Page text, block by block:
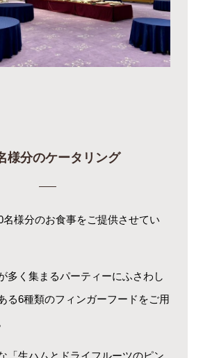
様分のケータリング
名様分のお食事をご提供させてい
多く集まるパーティーにふさわし
る6種類のフィンガーフードをご用